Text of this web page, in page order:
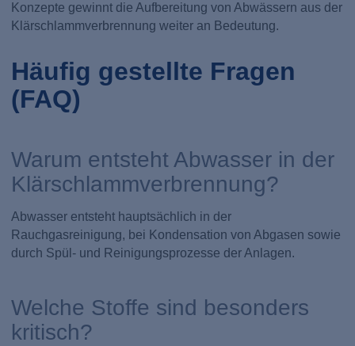
Konzepte gewinnt die Aufbereitung von Abwässern aus der
Klärschlammverbrennung weiter an Bedeutung.
Häufig gestellte Fragen
(FAQ)
Warum entsteht Abwasser in der
Klärschlammverbrennung?
Abwasser entsteht hauptsächlich in der
Rauchgasreinigung, bei Kondensation von Abgasen sowie
durch Spül- und Reinigungsprozesse der Anlagen.
Welche Stoffe sind besonders
kritisch?